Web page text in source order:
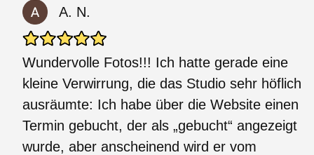
A. N.
Wundervolle Fotos!!! Ich hatte gerade eine
kleine Verwirrung, die das Studio sehr höflich
ausräumte: Ich habe über die Website einen
Termin gebucht, der als „gebucht“ angezeigt
wurde, aber anscheinend wird er vom